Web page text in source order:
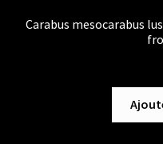
Carabus mesocarabus